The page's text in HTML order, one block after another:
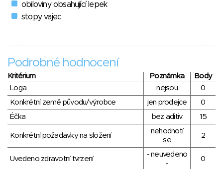
obiloviny obsahující lepek
stopy vajec
Podrobné hodnocení
Kritérium Poznámka
Body
Loga
nejsou
0
Konkrétní země původu/výrobce
jen prodejce
0
Éčka
bez aditiv 15
Konkrétní požadavky na složení
nehodnotí
se
2
Uvedeno zdravotní tvrzení
- neuvedeno
-
0